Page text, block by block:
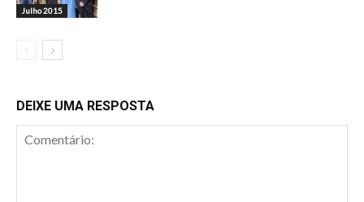
Julho 2015
DEIXE UMA RESPOSTA